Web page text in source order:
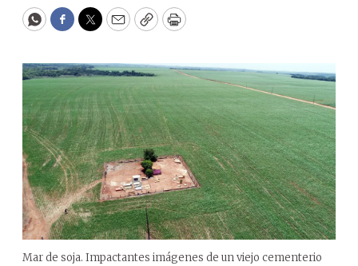
WhatsApp
Facebook
Twitter
EmailCopyPrint
Mar de soja. Impactantes imágenes de un viejo cementerio